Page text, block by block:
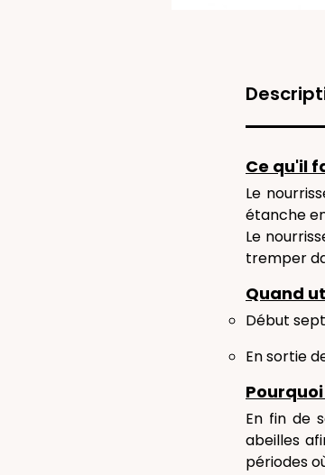
Ce qu'il
Le
étanche
Le
tremper
Quand
Début
En sortie
En fin de
abeilles
périodes